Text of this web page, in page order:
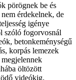
pörögnek be és
érdekelnek, de
igénye
szóló fogorvosnál
betonkeménységű
korpás lemezek
öltözött
videókig.